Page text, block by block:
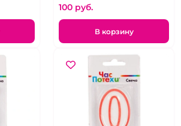
100 pуб.
В корзину